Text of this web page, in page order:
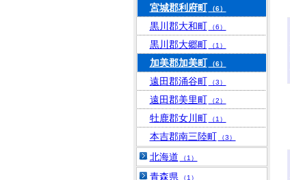
宮城郡利府町 （6）
黒川郡大和町 （6）
黒川郡大郷町 （1）
加美郡加美町 （6）
遠田郡涌谷町 （3）
遠田郡美里町 （2）
牡鹿郡女川町 （1）
本吉郡南三陸町 （3）
北海道 （1）
青森県 （1）